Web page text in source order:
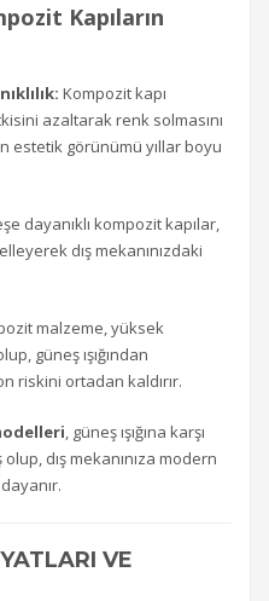
Kapıların
Kompozit kapı
azaltarak renk solmasını
estetik görünümü yıllar boyu
dayanıklı kompozit kapılar,
dış mekanınızdaki
malzeme, yüksek
güneş ışığından
riskini ortadan kaldırır.
, güneş ışığına karşı
dış mekanınıza modern
VE